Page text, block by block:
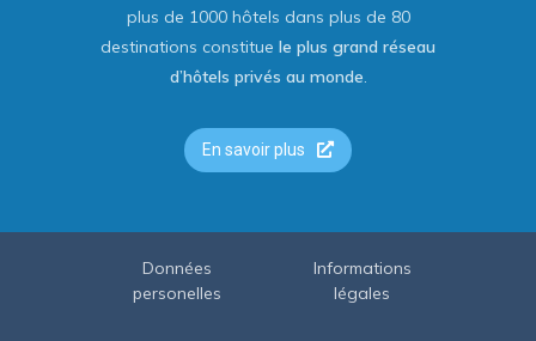
plus de 1000 hôtels dans plus de 80
destinations constitue le plus grand réseau
d’hôtels privés au monde.
En savoir plus
Données
personelles
Informations
légales